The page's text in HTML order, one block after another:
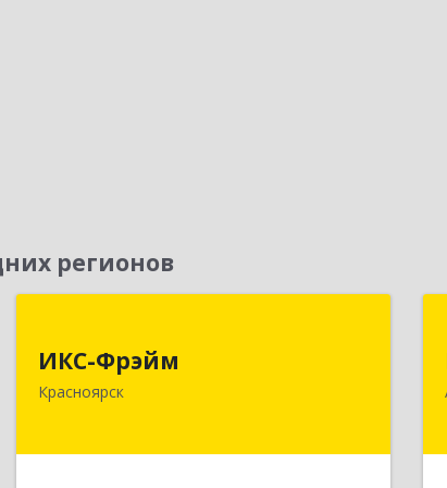
регионов
ИКС-Фрэйм
Красноярск
Красноярск г, Батурина ул, дом № 32,